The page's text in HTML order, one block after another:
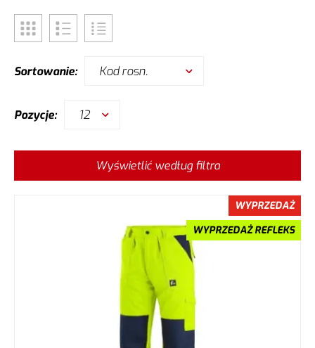
Sortowanie: Kod rosn.
Pozycje: 12
Wyświetlić według filtra
WYPRZEDAŻ
WYPRZEDAŻ REFLEKS